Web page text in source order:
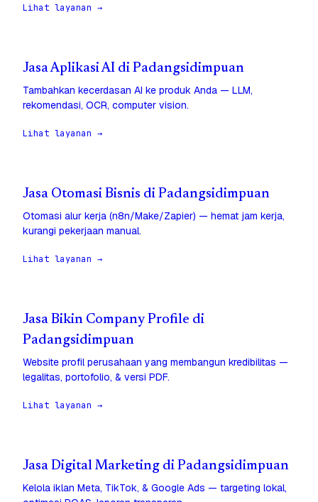
Lihat layanan →
Jasa Aplikasi AI di Padangsidimpuan
Tambahkan kecerdasan AI ke produk Anda — LLM,
rekomendasi, OCR, computer vision.
Lihat layanan →
Jasa Otomasi Bisnis di Padangsidimpuan
Otomasi alur kerja (n8n/Make/Zapier) — hemat jam kerja,
kurangi pekerjaan manual.
Lihat layanan →
Jasa Bikin Company Profile di
Padangsidimpuan
Website profil perusahaan yang membangun kredibilitas —
legalitas, portofolio, & versi PDF.
Lihat layanan →
Jasa Digital Marketing di Padangsidimpuan
Kelola iklan Meta, TikTok, & Google Ads — targeting lokal,